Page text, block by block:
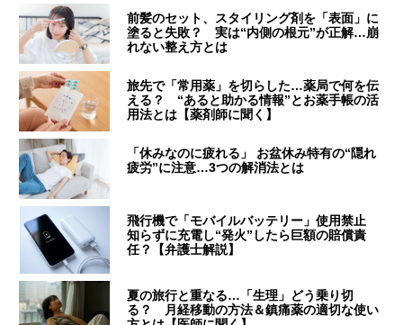
前髪のセット、スタイリング剤を「表面」に
塗ると失敗？ 実は“内側の根元”が正解…崩
れない整え方とは
旅先で「常用薬」を切らした…薬局で何を伝
える？ “あると助かる情報”とお薬手帳の活
用法とは【薬剤師に聞く】
「休みなのに疲れる」 お盆休み特有の“隠れ
疲労”に注意…3つの解消法とは
飛行機で「モバイルバッテリー」使用禁止
知らずに充電し“発火”したら巨額の賠償責
任？【弁護士解説】
夏の旅行と重なる…「生理」どう乗り切
る？ 月経移動の方法＆鎮痛薬の適切な使い